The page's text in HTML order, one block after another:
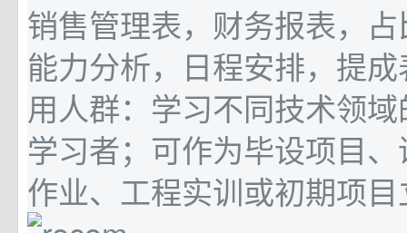
销售管理表，财务报表，
能力分析，日程安排，提
用人群：学习不同技术领
学习者；可作为毕设项目
作业、工程实训或初期项